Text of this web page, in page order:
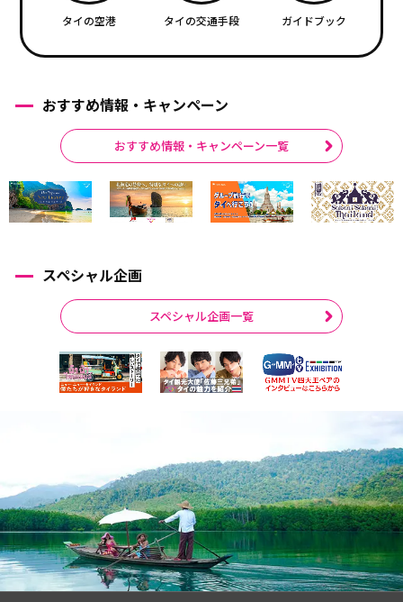
タイの空港 タイの交通手段 ガイドブック
おすすめ情報・キャンペーン
おすすめ情報・キャンペーン一覧
スペシャル企画
スペシャル企画一覧